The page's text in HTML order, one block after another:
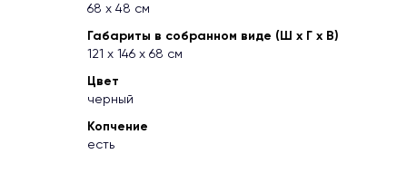
68 х 48 см
Габариты в собранном виде (Ш х Г х В)
121 x 146 x 68 см
Цвет
черный
Копчение
есть